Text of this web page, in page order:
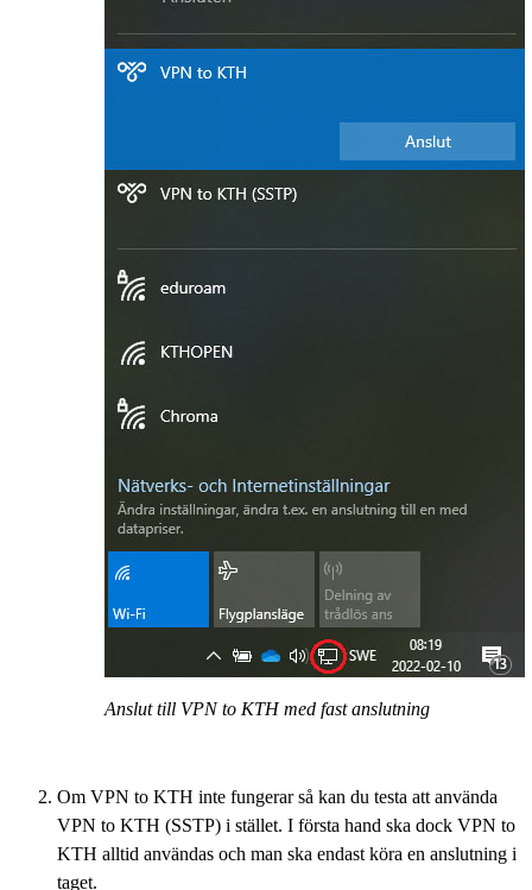
Anslut till VPN to KTH med fast anslutning
Om VPN to KTH inte fungerar så kan du testa att använda
VPN to KTH (SSTP) i stället. I första hand ska dock VPN to
KTH alltid användas och man ska endast köra en anslutning i
taget.